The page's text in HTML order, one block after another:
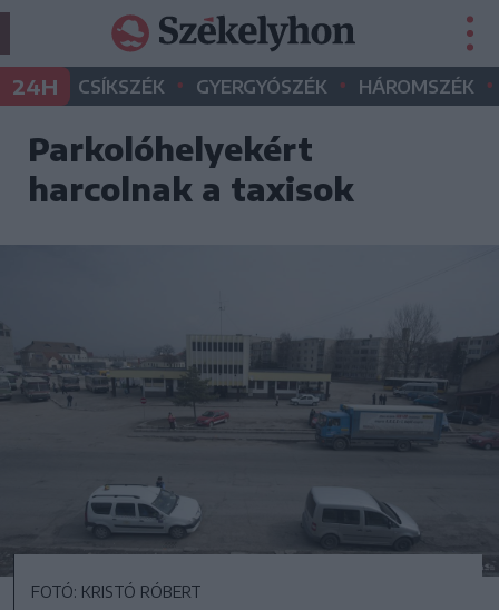
24H CSÍKSZÉK • GYERGYÓSZÉK • HÁROMSZÉK •
Parkolóhelyekért
harcolnak a taxisok
FOTÓ: KRISTÓ RÓBERT